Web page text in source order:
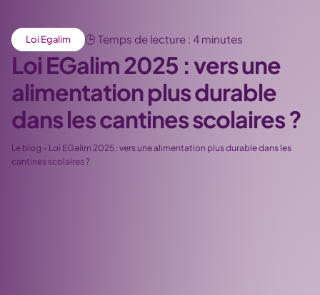
Loi Egalim 🕒 Temps de lecture : 4 minutes
Loi EGalim 2025 : vers une
alimentation plus durable
dans les cantines scolaires ?
Le blog - Loi EGalim 2025 : vers une alimentation plus durable dans les
cantines scolaires ?